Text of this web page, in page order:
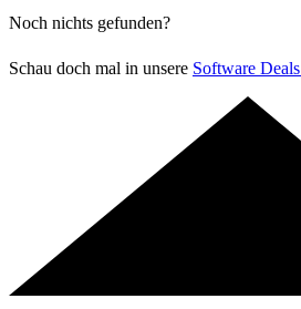
Noch nichts gefunden?
Schau doch mal in unsere Software Deals